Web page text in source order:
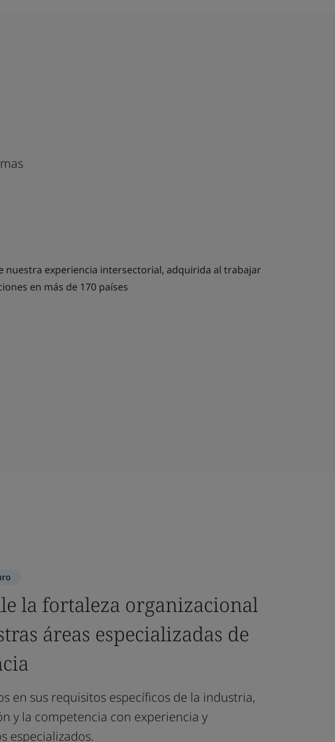
nuestra experiencia intersectorial, adquirida al trabajar
en más de 170 países
la fortaleza organizacional
áreas especializadas de
en sus requisitos específicos de la industria,
y la competencia con experiencia y
especializados.